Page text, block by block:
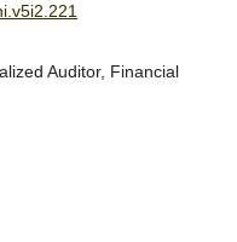
Auditor, Financial